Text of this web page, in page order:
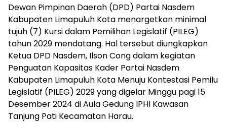
Dewan Pimpinan Daerah (DPD) Partai Nasdem
Kabupaten Limapuluh Kota menargetkan minimal
tujuh (7) Kursi dalam Pemilihan Legislatif (PILEG)
tahun 2029 mendatang. Hal tersebut diungkapkan
Ketua DPD Nasdem, Ilson Cong dalam kegiatan
Penguatan Kapasitas Kader Partai Nasdem
Kabupaten Limapuluh Kota Menuju Kontestasi Pemilu
Legislatif (PILEG) 2029 yang digelar Minggu pagi 15
Desember 2024 di Aula Gedung IPHI Kawasan
Tanjung Pati Kecamatan Harau.